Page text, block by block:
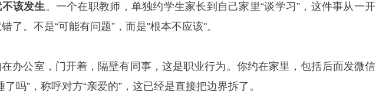
该发生。一个在职教师，单独约学生家长到自己家里“谈学习”，这件事从一开
了。不是“可能有问题”，而是"根本不应该"。
办公室，门开着，隔壁有同事，这是职业行为。你约在家里，包括后面发微信
了吗”，称呼对方“亲爱的”，这已经是直接把边界拆了。